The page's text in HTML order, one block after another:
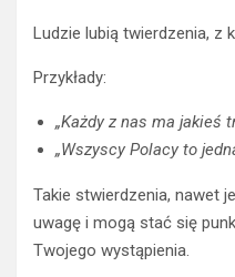
Ludzie lubią twierdzenia, z
Przykłady:
„Każdy z nas ma jakieś
„Wszyscy Polacy to
Takie stwierdzenia, nawet
uwagę i mogą stać się
Twojego wystąpienia.